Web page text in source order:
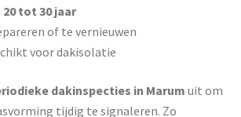
20 tot 30 jaar
of te vernieuwen
voor dakisolatie
dakinspecties in Marum uit om
tijdig te signaleren. Zo